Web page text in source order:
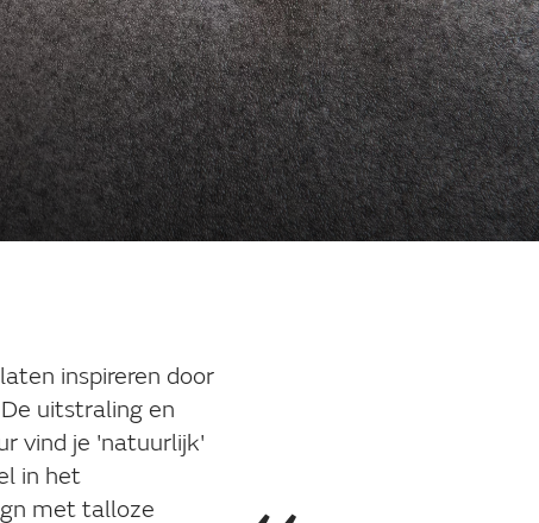
inspireren door
uitstraling en
vind je 'natuurlijk'
in het
met talloze